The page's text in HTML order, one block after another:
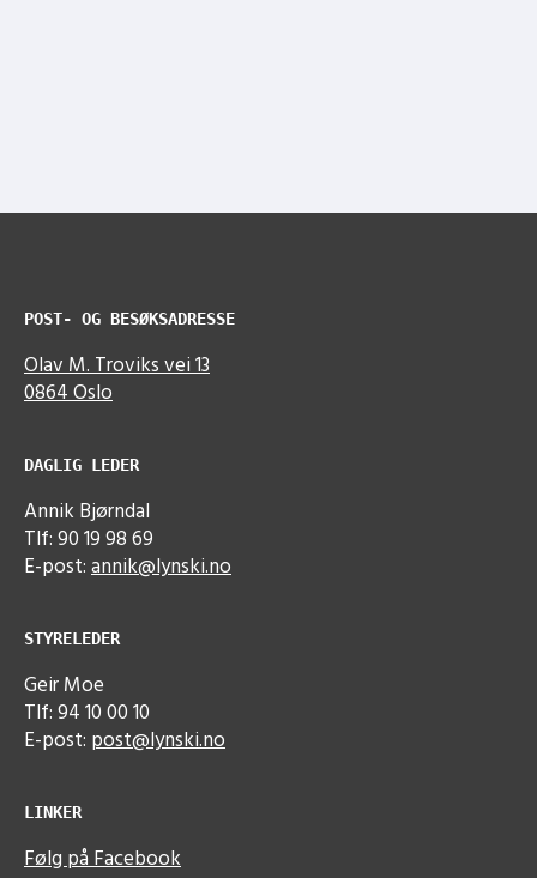
POST- OG BESØKSADRESSE
Olav M. Troviks vei 13
0864 Oslo
DAGLIG LEDER
Annik Bjørndal
Tlf: 90 19 98 69
E-post:annik@lynski.no
STYRELEDER
Geir Moe
Tlf: 94 10 00 10
E-post: post@lynski.no
LINKER
Følg på Facebook